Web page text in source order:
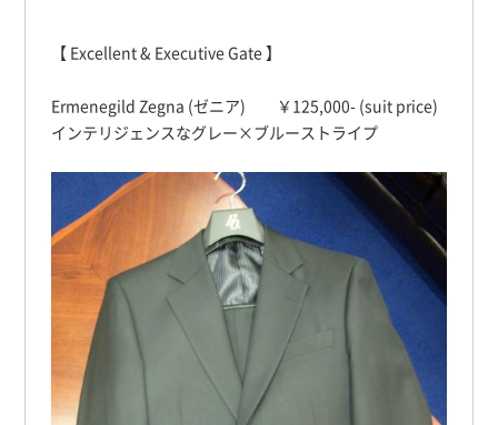
【 Excellent & Executive Gate 】
Ermenegild Zegna (ゼニア) ￥125,000- (suit price)
インテリジェンスなグレー×ブルーストライプ